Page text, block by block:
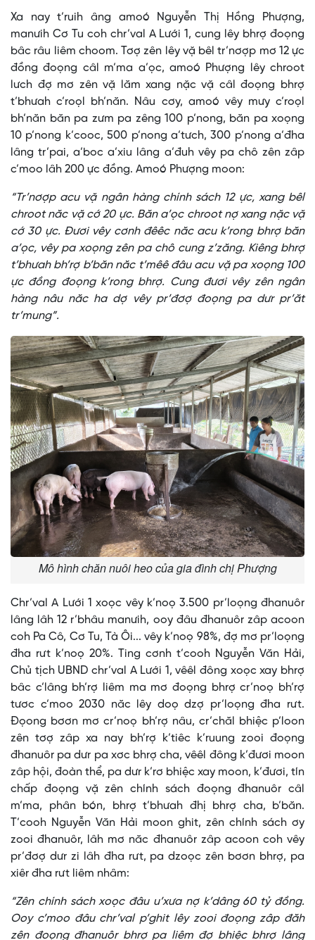
Xa nay t’ruih âng amoó Nguyễn Thị Hồng Phượng,
manưih Cơ Tu coh chr’val A Lưới 1, cung lêy bhrợ đoọng
bâc râu liêm choom. Tơợ zên lêy vặ bêl tr’nơợp mơ 12 ực
đồng đoọng câl m’ma a’ọc, amoó Phượng lêy chroot
lưch đợ mơ zên vặ lăm xang nặc vặ câl đoọng bhrợ
t’bhưah c’roọl bh’năn. Nâu cơy, amoó vêy mưy c’roọl
bh’năn băn pa zưm pa zêng 100 p’nong, băn pa xoọng
10 p’nong k’cooc, 500 p’nong a’tưch, 300 p’nong a’đha
lâng tr’pai, a’boc a’xiu lâng a’đuh vêy pa chô zên zâp
c’moo lâh 200 ực đồng. Amoó Phượng moon:
“Tr’nơợp acu vặ ngân hàng chính sách 12 ực, xang bêl
chroot năc vặ cớ 20 ực. Băn a’ọc chroot nợ xang nặc vặ
cớ 30 ực. Đươi vêy cơnh đêêc năc acu k’rong bhrợ băn
a’ọc, vêy pa xoọng zên pa chô cung z’zăng. Kiêng bhrợ
t’bhưah bh’rợ b’băn năc t’mêê đâu acu vặ pa xoọng 100
ực đồng đoọng k’rong bhrợ. Cung đươi vêy zên ngân
hàng nâu năc ha dợ vêy pr’đơợ đoọng pa dưr pr’ăt
tr’mung”.
Mô hình chăn nuôi heo của gia đình chị Phượng
Chr’val A Lưới 1 xoọc vêy k’noọ 3.500 pr’loọng đhanuôr
lâng lâh 12 r’bhâu manưih, ooy đâu đhanuôr zâp acoon
coh Pa Cô, Cơ Tu, Tà Ôi... vêy k’noọ 98%, đợ mơ pr’loọng
đha rưt k’noọ 20%. Ting cơnh t’cooh Nguyễn Văn Hải,
Chủ tịch UBND chr’val A Lưới 1, vêêl đông xoọc xay bhrợ
bâc c’lâng bh’rợ liêm ma mơ đoọng bhrợ cr’noọ bh’rợ
tươc c’moo 2030 năc lêy doọ dzợ pr’loọng đha rưt.
Đọong bơơn mơ cr’noọ bh’rợ nâu, cr’chăl bhiệc p’loon
zên tơợ zâp xa nay bh’rợ k’tiêc k’ruung zooi đoọng
đhanuôr pa dưr pa xơc bhrợ cha, vêêl đông k’đươi moon
zâp hội, đoàn thể, pa dưr k’rơ bhiệc xay moon, k’đươi, tín
chấp đoọng vặ zên chính sách đoọng đhanuôr câl
m’ma, phân bón, bhrợ t’bhưah đhị bhrợ cha, b’băn.
T’cooh Nguyễn Văn Hải moon ghit, zên chính sách ơy
zooi đhanuôr, lâh mơ năc đhanuôr zâp acoon coh vêy
pr’đơợ dưr zi lâh đha rưt, pa dzoọc zên bơơn bhrợ, pa
xiêr đha rưt liêm nhâm:
“Zên chính sách xoọc đâu u’xưa nợ k’dâng 60 tỷ đồng.
Ooy c’moo đâu chr’val p’ghit lêy zooi đoọng zâp đăh
zên đoọng đhanuôr bhrợ pa liêm đợ bhiệc bhrợ lâng